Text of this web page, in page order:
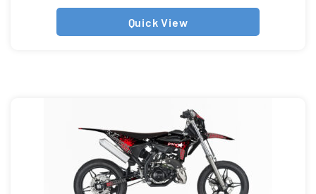
Quick View